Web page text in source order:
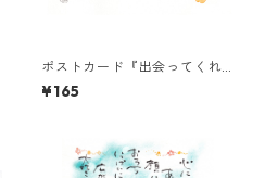
ポストカード『出会ってくれ
て ありがとう。』
¥165